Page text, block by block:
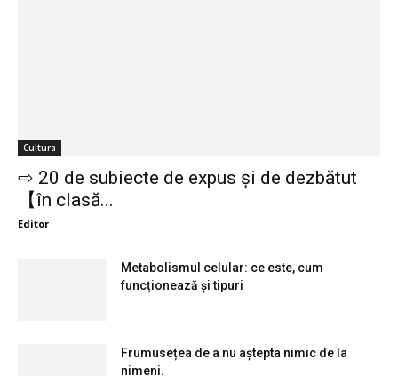
Cultura
⇨ 20 de subiecte de expus și de dezbătut
【în clasă...
Editor
Metabolismul celular: ce este, cum
funcționează și tipuri
Frumusețea de a nu aștepta nimic de la
nimeni.